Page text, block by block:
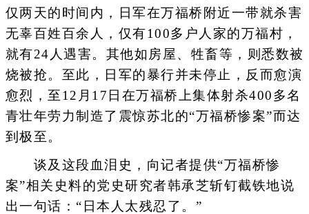
仅两天的时间内，日军在万福桥附近一带就杀害
无辜百姓百余人，仅有100多户人家的万福村，
就有24人遇害。其他如房屋、牲畜等，则悉数被
烧被抢。至此，日军的暴行并未停止，反而愈演
愈烈，至12月17日在万福桥上集体射杀400多名
青壮年劳力制造了震惊苏北的“万福桥惨案”而达
到极至。
谈及这段血泪史，向记者提供“万福桥惨
案”相关史料的党史研究者韩承芝斩钉截铁地说
出一句话：“日本人太残忍了。”